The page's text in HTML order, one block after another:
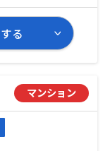
る
マンション